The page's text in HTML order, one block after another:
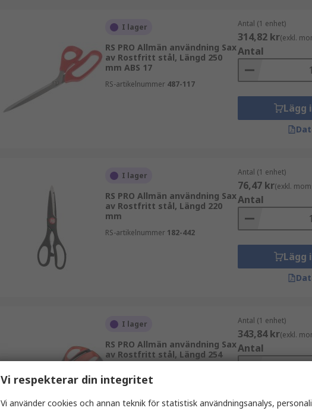
I lager
RS PRO Allmän användning Sax
av Rostfritt stål, Längd 250
mm ABS 17
RS-artikelnummer 487-117
Antal (1 enhet)
314,82 kr(exkl.
Antal
Lägg
I lager
RS PRO Allmän användning Sax
av Rostfritt stål, Längd 220
mm
RS-artikelnummer 182-442
Antal (1 enhet)
76,47 kr(exkl.
Antal
Lägg
I lager
RS PRO Allmän användning Sax
av Rostfritt stål, Längd 254
mm Plast 17
RS-artikelnummer
Antal (1 enhet)
343,84 kr(exkl.
Antal
Lägg
Vi respekterar din integritet
Vi använder cookies och annan teknik för statistisk användningsanalys,